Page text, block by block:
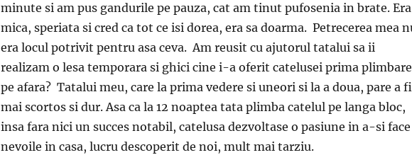
minute si am pus gandurile pe pauza, cat am tinut pufosenia in brate. Era
mica, speriata si cred ca tot ce isi dorea, era sa doarma. Petrecerea mea
era locul potrivit pentru asa ceva. Am reusit cu ajutorul tatalui sa ii
realizam o lesa temporara si ghici cine i-a oferit catelusei prima plimbare
pe afara? Tatalui meu, care la prima vedere si uneori si la a doua, pare a fi
mai scortos si dur. Asa ca la 12 noaptea tata plimba catelul pe langa bloc,
insa fara nici un succes notabil, catelusa dezvoltase o pasiune in a-si face
nevoile in casa, lucru descoperit de noi, mult mai tarziu.